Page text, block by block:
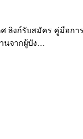
ลิงก์รับสมัคร คู่มือกา
นจากผู้บัง…